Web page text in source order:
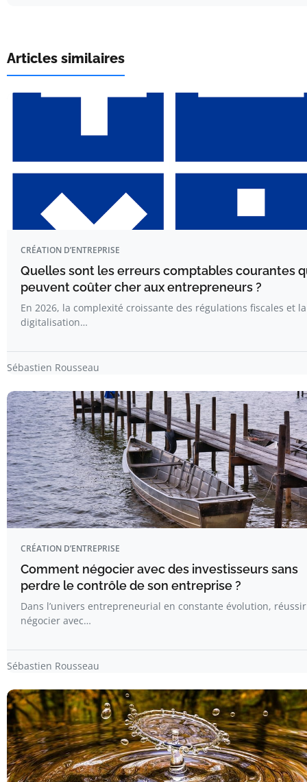
Articles similaires
CRÉATION D’ENTREPRISE
Quelles sont les erreurs comptables courantes
peuvent coûter cher aux entrepreneurs ?
En 2026, la complexité croissante des régulations fiscales et la
digitalisation…
Sébastien Rousseau
CRÉATION D’ENTREPRISE
Comment négocier avec des investisseurs sans
perdre le contrôle de son entreprise ?
Dans l’univers entrepreneurial en constante évolution,
négocier avec…
Sébastien Rousseau